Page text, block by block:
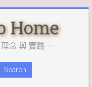
Home
與 實踐 －